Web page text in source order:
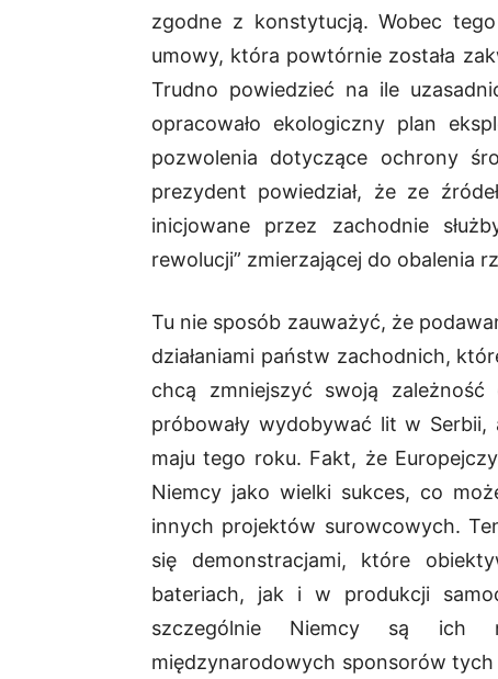
zgodne z konstytucją. Wobec
umowy, która powtórnie została
Trudno powiedzieć na ile
opracowało ekologiczny plan
pozwolenia dotyczące ochrony
prezydent powiedział, że ze
inicjowane przez zachodnie
rewolucji” zmierzającej do obalenia
Tu nie sposób zauważyć, że
działaniami państw zachodnich,
chcą zmniejszyć swoją
próbowały wydobywać lit w
maju tego roku. Fakt, że
Niemcy jako wielki sukces, co
innych projektów surowcowych.
się demonstracjami, które
bateriach, jak i w produkcji
szczególnie Niemcy są ich
międzynarodowych sponsorów